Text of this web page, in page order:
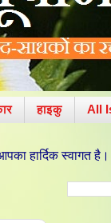
हाइकु All
है। 11 अक्टूबर